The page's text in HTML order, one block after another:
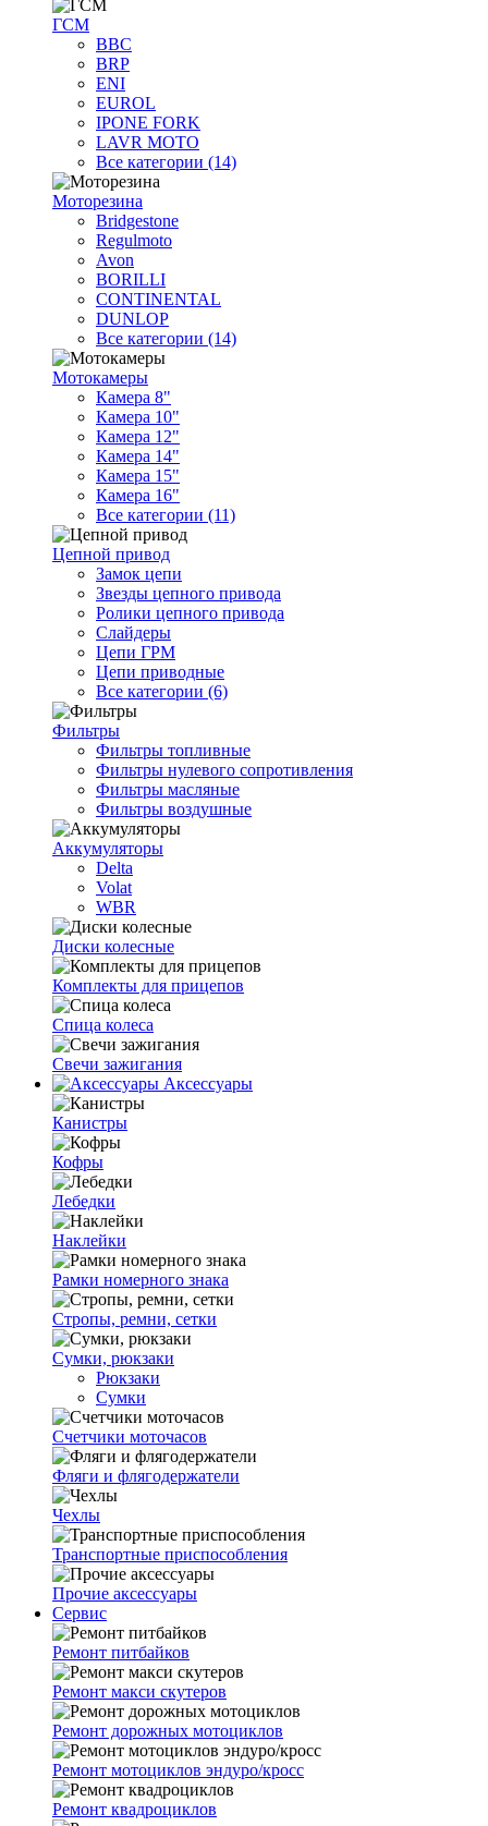
ГСМ
BBC
BRP
ENI
EUROL
IPONE FORK
LAVR MOTO
Все категории (14)
Моторезина
Bridgestone
Regulmoto
Avon
BORILLI
CONTINENTAL
DUNLOP
Все категории (14)
Мотокамеры
Камера 8"
Камера 10"
Камера 12"
Камера 14"
Камера 15"
Камера 16"
Все категории (11)
Цепной привод
Замок цепи
Звезды цепного привода
Ролики цепного привода
Слайдеры
Цепи ГРМ
Цепи приводные
Все категории (6)
Фильтры
Фильтры топливные
Фильтры нулевого сопротивления
Фильтры масляные
Фильтры воздушные
Аккумуляторы
Delta
Volat
WBR
Диски колесные
Комплекты для прицепов
Спица колеса
Свечи зажигания
Аксессуары
Канистры
Кофры
Лебедки
Наклейки
Рамки номерного знака
Стропы, ремни, сетки
Сумки, рюкзаки
Рюкзаки
Сумки
Счетчики моточасов
Фляги и флягодержатели
Чехлы
Транспортные приспособления
Прочие аксессуары
Сервис
Ремонт питбайков
Ремонт макси скутеров
Ремонт дорожных мотоциклов
Ремонт мотоциклов эндуро/кросс
Ремонт квадроциклов